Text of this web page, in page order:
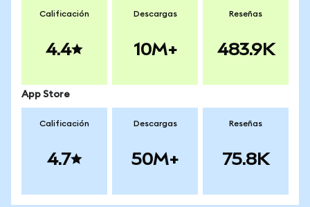
Calificación
4.4
Descargas
10M+
Reseñas
483.9K
App Store
Calificación
4.7
Descargas
50M+
Reseñas
75.8K